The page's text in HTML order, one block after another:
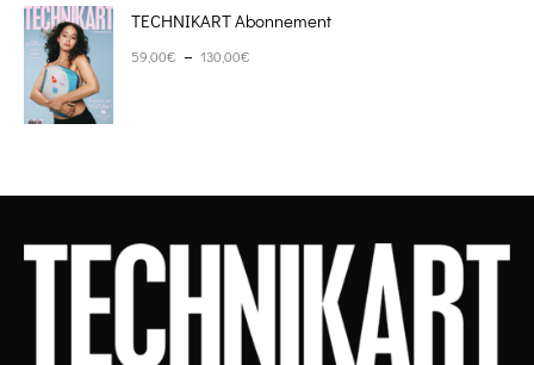
TECHNIKART Abonnement
59,00€ – 130,00€